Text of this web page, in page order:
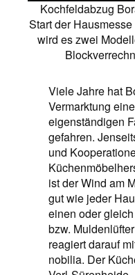
Kochfeldabzug
Start der
wird es zwei
Viele Jahre hat
Vermarktung
eigenständigen
gefahren.
und
ist der Wind am
gut wie jeder
einen oder
bzw.
reagiert darauf
nobilia. Der